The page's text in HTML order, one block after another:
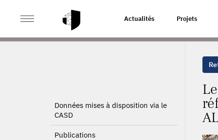
Actualités Projets
ACCUEIL
LES EFFETS D'UNE
MISSION LOCALE DE PARIS
Données mises à disposition via le
CASD
Publications